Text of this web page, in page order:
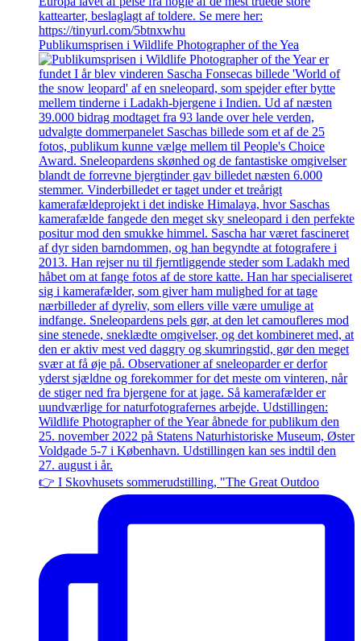
Publikumsprisen i Wildlife Photographer of the Yea
👉 I Skovhusets sommerudstilling, "The Great Outdoo